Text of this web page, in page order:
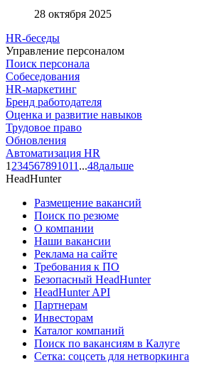
28 октября 2025
HR-беседы
Управление персоналом
Поиск персонала
Собеседования
HR-маркетинг
Бренд работодателя
Оценка и развитие навыков
Трудовое право
Обновления
Автоматизация HR
1 234567891011 ...48дальше
HeadHunter
Размещение вакансий
Поиск по резюме
О компании
Наши вакансии
Реклама на сайте
Требования к ПО
Безопасный HeadHunter
HeadHunter API
Партнерам
Инвесторам
Каталог компаний
Поиск по вакансиям в Калуге
Сетка: соцсеть для нетворкинга